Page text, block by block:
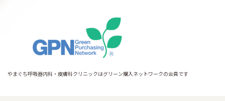
やまぐち呼吸器内科・皮膚科クリニックはグリーン購入ネットワークの会員です